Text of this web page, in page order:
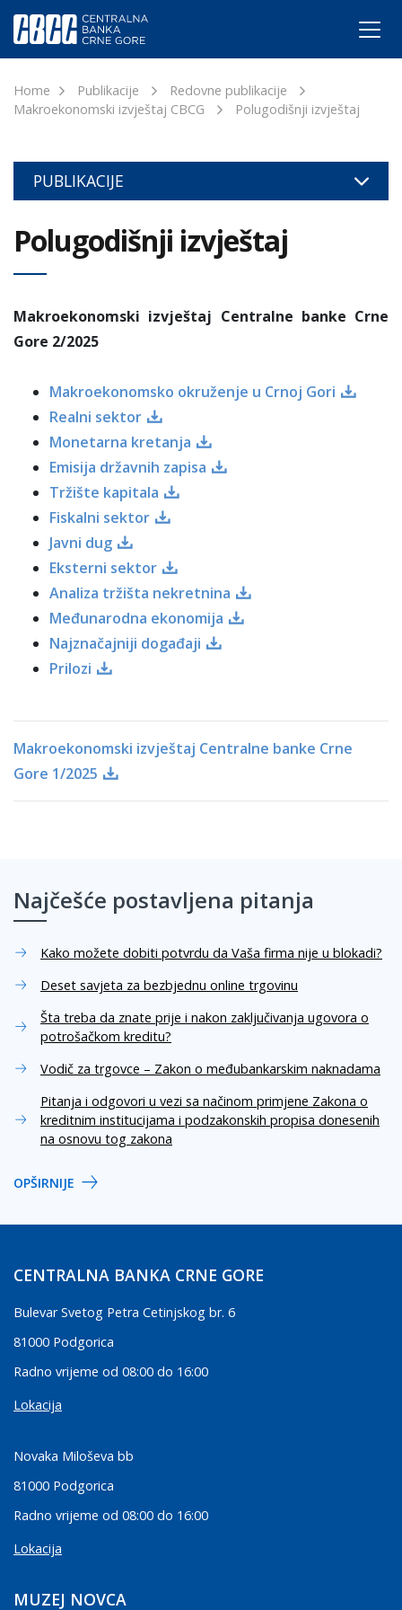
Home Publikacije
Redovne publikacije
Makroekonomski izvještaj CBCG
Polugodišnji izvještaj
PUBLIKACIJE
Polugodišnji izvještaj
Makroekonomski izvještaj Centralne banke Crne
Gore 2/2025
Makroekonomsko okruženje u Crnoj Gori
Realni sektor
Monetarna kretanja
Emisija državnih zapisa
Tržište kapitala
Fiskalni sektor
Javni dug
Eksterni sektor
Analiza tržišta nekretnina
Međunarodna ekonomija
Najznačajniji događaji
Prilozi
Makroekonomski izvještaj Centralne banke Crne
Gore 1/2025
Najčešće postavljena pitanja
Kako možete dobiti potvrdu da Vaša firma nije u blokadi?
Deset savjeta za bezbjednu online trgovinu
Šta treba da znate prije i nakon zaključivanja ugovora o
potrošačkom kreditu?
Vodič za trgovce – Zakon o međubankarskim naknadama
Pitanja i odgovori u vezi sa načinom primjene Zakona o
kreditnim institucijama i podzakonskih propisa donesenih
na osnovu tog zakona
OPŠIRNIJE
CENTRALNA BANKA CRNE GORE
Bulevar Svetog Petra Cetinjskog br. 6
81000 Podgorica
Radno vrijeme od 08:00 do 16:00
Lokacija
Novaka Miloševa bb
81000 Podgorica
Radno vrijeme od 08:00 do 16:00
Lokacija
MUZEJ NOVCA